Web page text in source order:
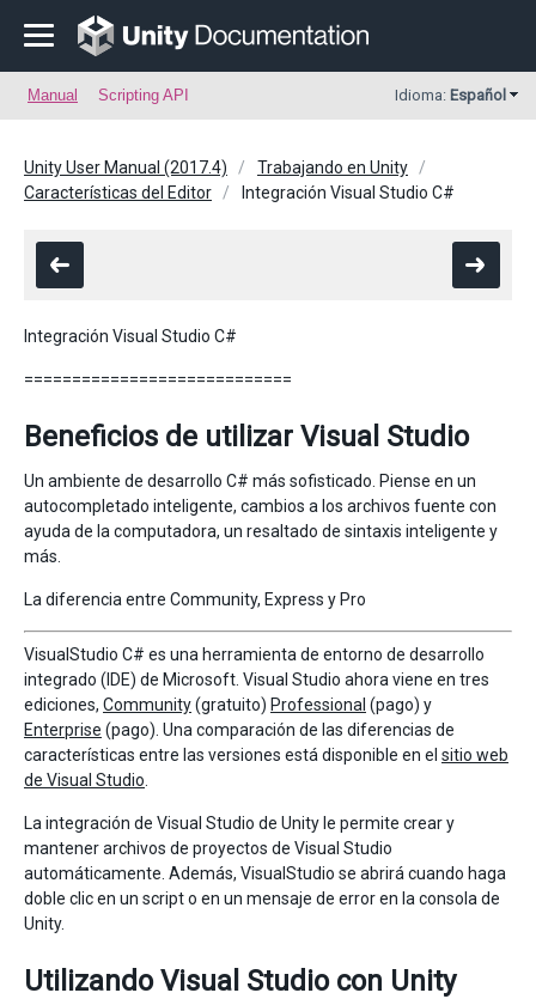
Manual Scripting API Idioma: Español
Unity User Manual (2017.4)
Trabajando en Unity
Características del Editor
Integración Visual Studio C#
Integración Visual Studio C#
============================
Beneficios de utilizar Visual Studio
Un ambiente de desarrollo C# más sofisticado. Piense en un
autocompletado inteligente, cambios a los archivos fuente con
ayuda de la computadora, un resaltado de sintaxis inteligente y
más.
La diferencia entre Community, Express y Pro
VisualStudio C# es una herramienta de entorno de desarrollo
integrado (IDE) de Microsoft. Visual Studio ahora viene en tres
ediciones, Community(gratuito) Professional (pago) y
Enterprise (pago). Una comparación de las diferencias de
características entre las versiones está disponible en el sitio web
de Visual Studio
La integración de Visual Studio de Unity le permite crear y
mantener archivos de proyectos de Visual Studio
automáticamente. Además, VisualStudio se abrirá cuando haga
doble clic en un script o en un mensaje de error en la consola de
Unity.
Utilizando Visual Studio con Unity